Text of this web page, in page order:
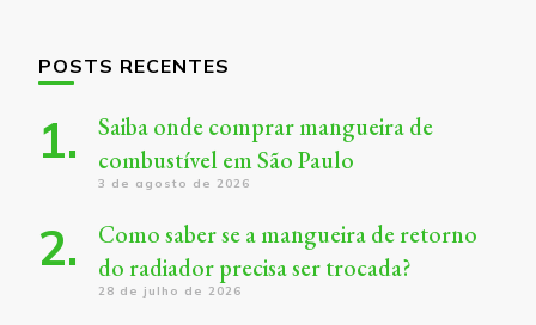
POSTS RECENTES
Saiba onde comprar mangueira de
combustível em São Paulo
3 de agosto de 2026
Como saber se a mangueira de retorno
do radiador precisa ser trocada?
28 de julho de 2026